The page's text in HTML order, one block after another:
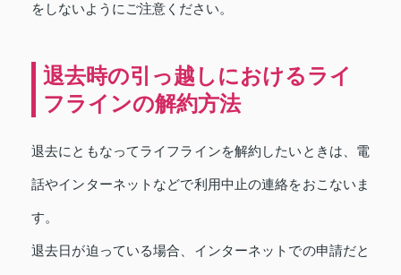
をしないようにご注意ください。
退去時の引っ越しにおけるライ
フラインの解約方法
退去にともなってライフラインを解約したいときは、電
話やインターネットなどで利用中止の連絡をおこないま
す。
退去日が迫っている場合、インターネットでの申請だと